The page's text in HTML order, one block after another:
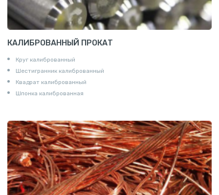
КАЛИБРОВАННЫЙ ПРОКАТ
Круг калиброванный
Шестигранник калиброванный
Квадрат калиброванный
Шпонка калиброванная